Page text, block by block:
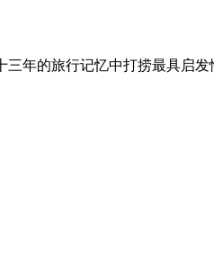
年的旅行记忆中打捞最具启发